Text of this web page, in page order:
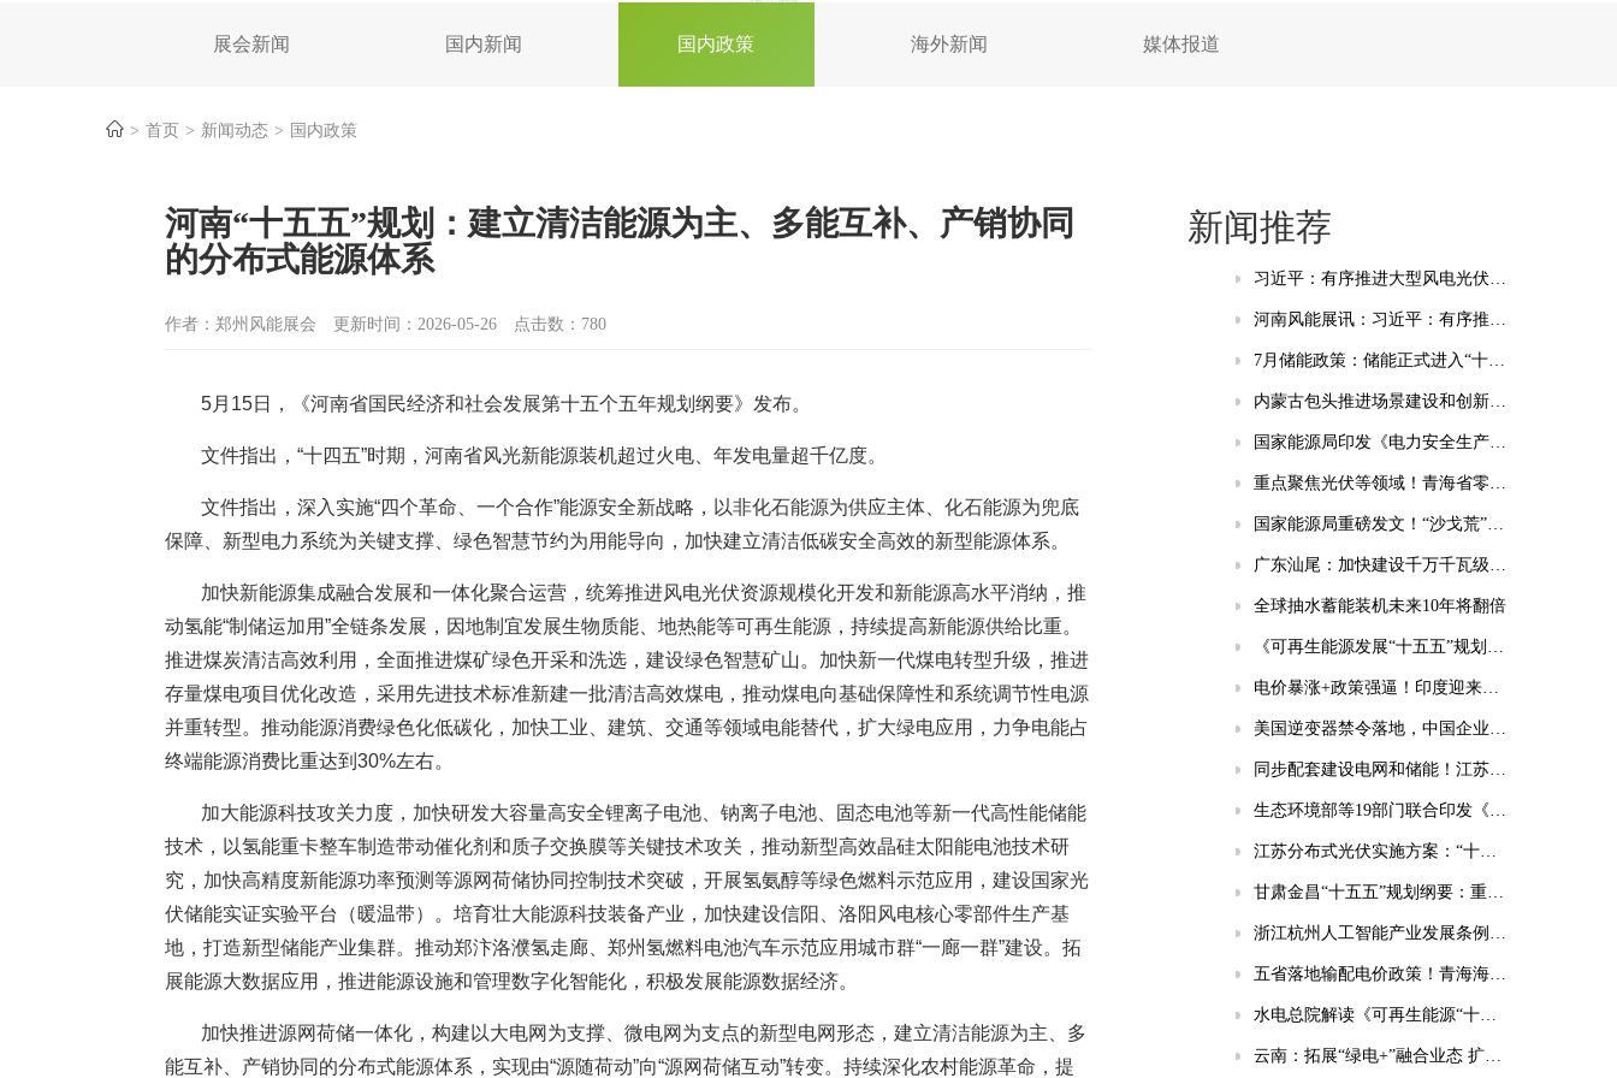
展会新闻 国内新闻 国内政策 海外新闻 媒体报道
首页 新闻动态 国内政策
河南“十五五”规划：建立清洁能源为主、多能互补、产销协同
的分布式能源体系
作者：郑州风能展会 更新时间：2026-05-26 点击数：780
5月15日，《河南省国民经济和社会发展第十五个五年规划纲要》发布。
文件指出，“十四五”时期，河南省风光新能源装机超过火电、年发电量超千亿度。
文件指出，深入实施“四个革命、一个合作”能源安全新战略，以非化石能源为供应主体、化石能源为兜底
保障、新型电力系统为关键支撑、绿色智慧节约为用能导向，加快建立清洁低碳安全高效的新型能源体系。
加快新能源集成融合发展和一体化聚合运营，统筹推进风电光伏资源规模化开发和新能源高水平消纳，推
动氢能“制储运加用”全链条发展，因地制宜发展生物质能、地热能等可再生能源，持续提高新能源供给比重。
推进煤炭清洁高效利用，全面推进煤矿绿色开采和洗选，建设绿色智慧矿山。加快新一代煤电转型升级，推进
存量煤电项目优化改造，采用先进技术标准新建一批清洁高效煤电，推动煤电向基础保障性和系统调节性电源
并重转型。推动能源消费绿色化低碳化，加快工业、建筑、交通等领域电能替代，扩大绿电应用，力争电能占
终端能源消费比重达到30%左右。
加大能源科技攻关力度，加快研发大容量高安全锂离子电池、钠离子电池、固态电池等新一代高性能储能
技术，以氢能重卡整车制造带动催化剂和质子交换膜等关键技术攻关，推动新型高效晶硅太阳能电池技术研
究，加快高精度新能源功率预测等源网荷储协同控制技术突破，开展氢氨醇等绿色燃料示范应用，建设国家光
伏储能实证实验平台（暖温带）。培育壮大能源科技装备产业，加快建设信阳、洛阳风电核心零部件生产基
地，打造新型储能产业集群。推动郑汴洛濮氢走廊、郑州氢燃料电池汽车示范应用城市群“一廊一群”建设。拓
展能源大数据应用，推进能源设施和管理数字化智能化，积极发展能源数据经济。
加快推进源网荷储一体化，构建以大电网为支撑、微电网为支点的新型电网形态，建立清洁能源为主、多
能互补、产销协同的分布式能源体系，实现由“源随荷动”向“源网荷储互动”转变。持续深化农村能源革命，提
新闻推荐
习近平：有序推进大型风电光伏基地和电力外送通道规划建设，加快重点行业清洁能源替代
河南风能展讯：习近平：有序推进大型风电光伏基地和电力外送通道规划建设，加快重点行业清洁能源替代
7月储能政策：储能正式进入“十五五”时间 虚拟电厂与绿电直连成热点
内蒙古包头推进场景建设和创新应用：谋划新型储能、智能电网等相关场景
国家能源局印发《电力安全生产“十五五”行动计划》的通知
重点聚焦光伏等领域！青海省零碳工厂培育建设实施方案(试行)发布
国家能源局重磅发文！“沙戈荒”新能源基地、海上风电纳入“十五五”安全重点管控工程
广东汕尾：加快建设千万千瓦级海上风电基地！
全球抽水蓄能装机未来10年将翻倍
《可再生能源发展“十五五”规划》为五类企业带来新机遇！
电价暴涨+政策强逼！印度迎来千亿级储能市场风口
美国逆变器禁令落地，中国企业将面临哪些挑战？
同步配套建设电网和储能！江苏印发分布式光伏发展实施方案（2026-2030年）
生态环境部等19部门联合印发《国家应对气候变化“十五五”规划》
江苏分布式光伏实施方案：“十五五”新增56GW、新建厂房100%安装
甘肃金昌“十五五”规划纲要：重点实施10GWh共享储能电站等项目
浙江杭州人工智能产业发展条例：强化电源/电网/负荷/储能协同，推动城市供电可靠性符合算力设施标准
五省落地输配电价政策！青海海南福建明确独立储能放电退减输配电费！
水电总院解读《可再生能源“十五五”规划》（风电篇）
云南：拓展“绿电+”融合业态 扩大绿电直连规模